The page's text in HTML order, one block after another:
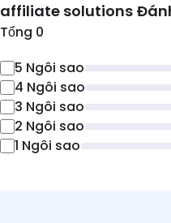
affiliate solutions
Tổng 0
5 Ngôi sao
4 Ngôi sao
3 Ngôi sao
2 Ngôi sao
1 Ngôi sao